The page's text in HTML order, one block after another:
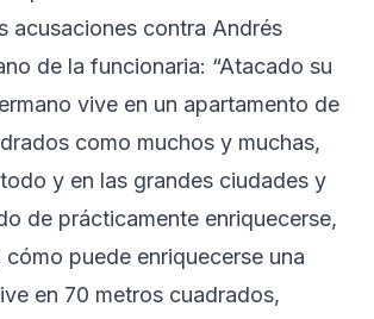
acusaciones contra Andrés
de la funcionaria: “Atacado su
vive en un apartamento de
como muchos y muchas,
y en las grandes ciudades y
de prácticamente enriquecerse,
cómo puede enriquecerse una
en 70 metros cuadrados,